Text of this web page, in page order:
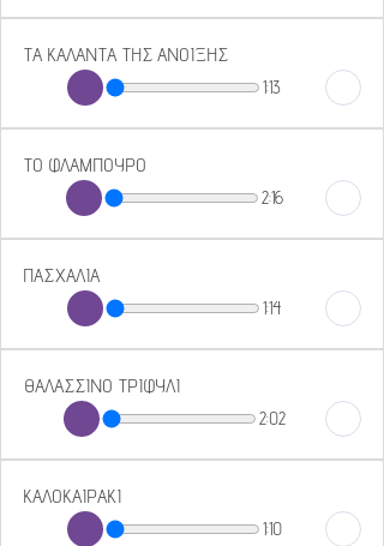
ΤΑ ΚΑΛΑΝΤΑ ΤΗΣ ΑΝΟΙΞΗΣ
1:13
ΤΟ ΦΛΑΜΠΟΥΡΟ
2:16
ΠΑΣΧΑΛΙΑ
1:14
ΘΑΛΑΣΣΙΝΟ ΤΡΙΦΥΛΙ
2:02
ΚΑΛΟΚΑΙΡΑΚΙ
1:10